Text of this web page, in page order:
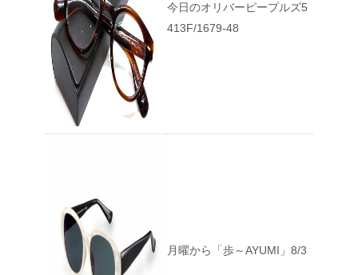
今日のオリバーピープルズ5
413F/1679-48
月曜から「歩～AYUMI」8/3